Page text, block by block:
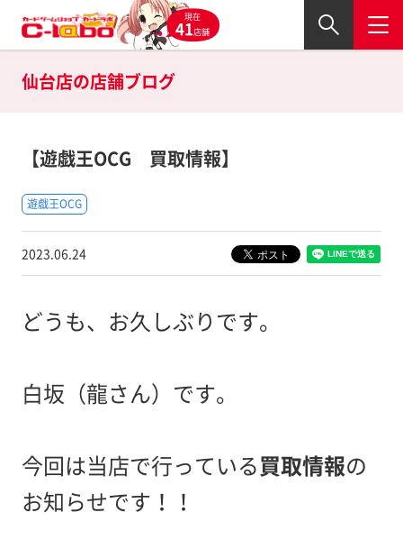
現在
41店舗
仙台店の店舗ブログ
【遊戯王OCG 買取情報】
遊戯王OCG
2023.06.24
どうも、お久しぶりです。
白坂（龍さん）です。
今回は当店で行っている買取情報の
お知らせです！！